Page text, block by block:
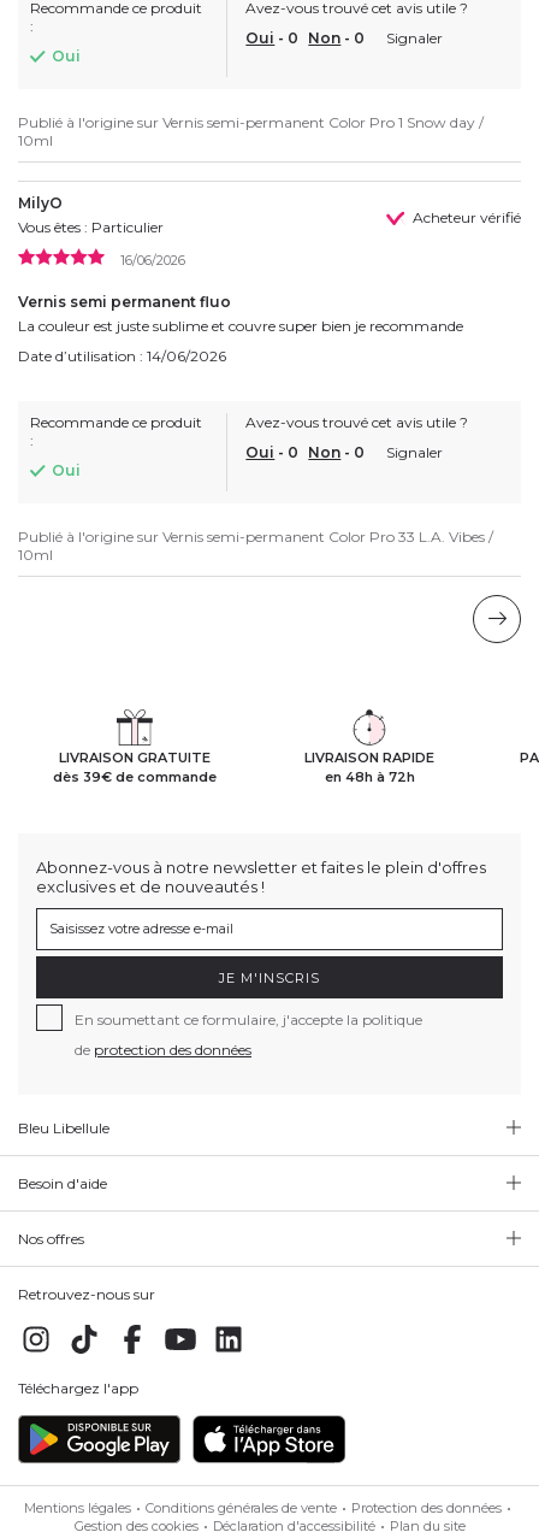
Recommande ce produit
:
Oui
Avez-vous trouvé cet avis utile ?
Oui - 0 Non - 0 Signaler
Publié à l'origine sur Vernis semi-permanent Color Pro 1 Snow day /
10ml
MilyO
Vous êtes : Particulier
Acheteur vérifié
16/06/2026
Vernis semi permanent fluo
La couleur est juste sublime et couvre super bien je recommande
Date d’utilisation : 14/06/2026
Recommande ce produit
:
Oui
Avez-vous trouvé cet avis utile ?
Oui - 0 Non - 0 Signaler
Publié à l'origine sur Vernis semi-permanent Color Pro 33 L.A. Vibes /
10ml
LIVRAISON GRATUITE
dès 39€ de commande
LIVRAISON RAPIDE
en 48h à 72h
Abonnez-vous à notre newsletter et faites le plein d'offres
exclusives et de nouveautés !
JE M'INSCRIS
En soumettant ce formulaire, j'accepte la politique
de protection des données
Bleu Libellule
Besoin d'aide
Nos offres
Retrouvez-nous sur
Téléchargez l'app
Mentions légales Conditions générales de vente
Protection des données
Gestion des cookies
Déclaration d'accessibilité Plan du site